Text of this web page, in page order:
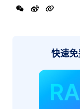
快速免